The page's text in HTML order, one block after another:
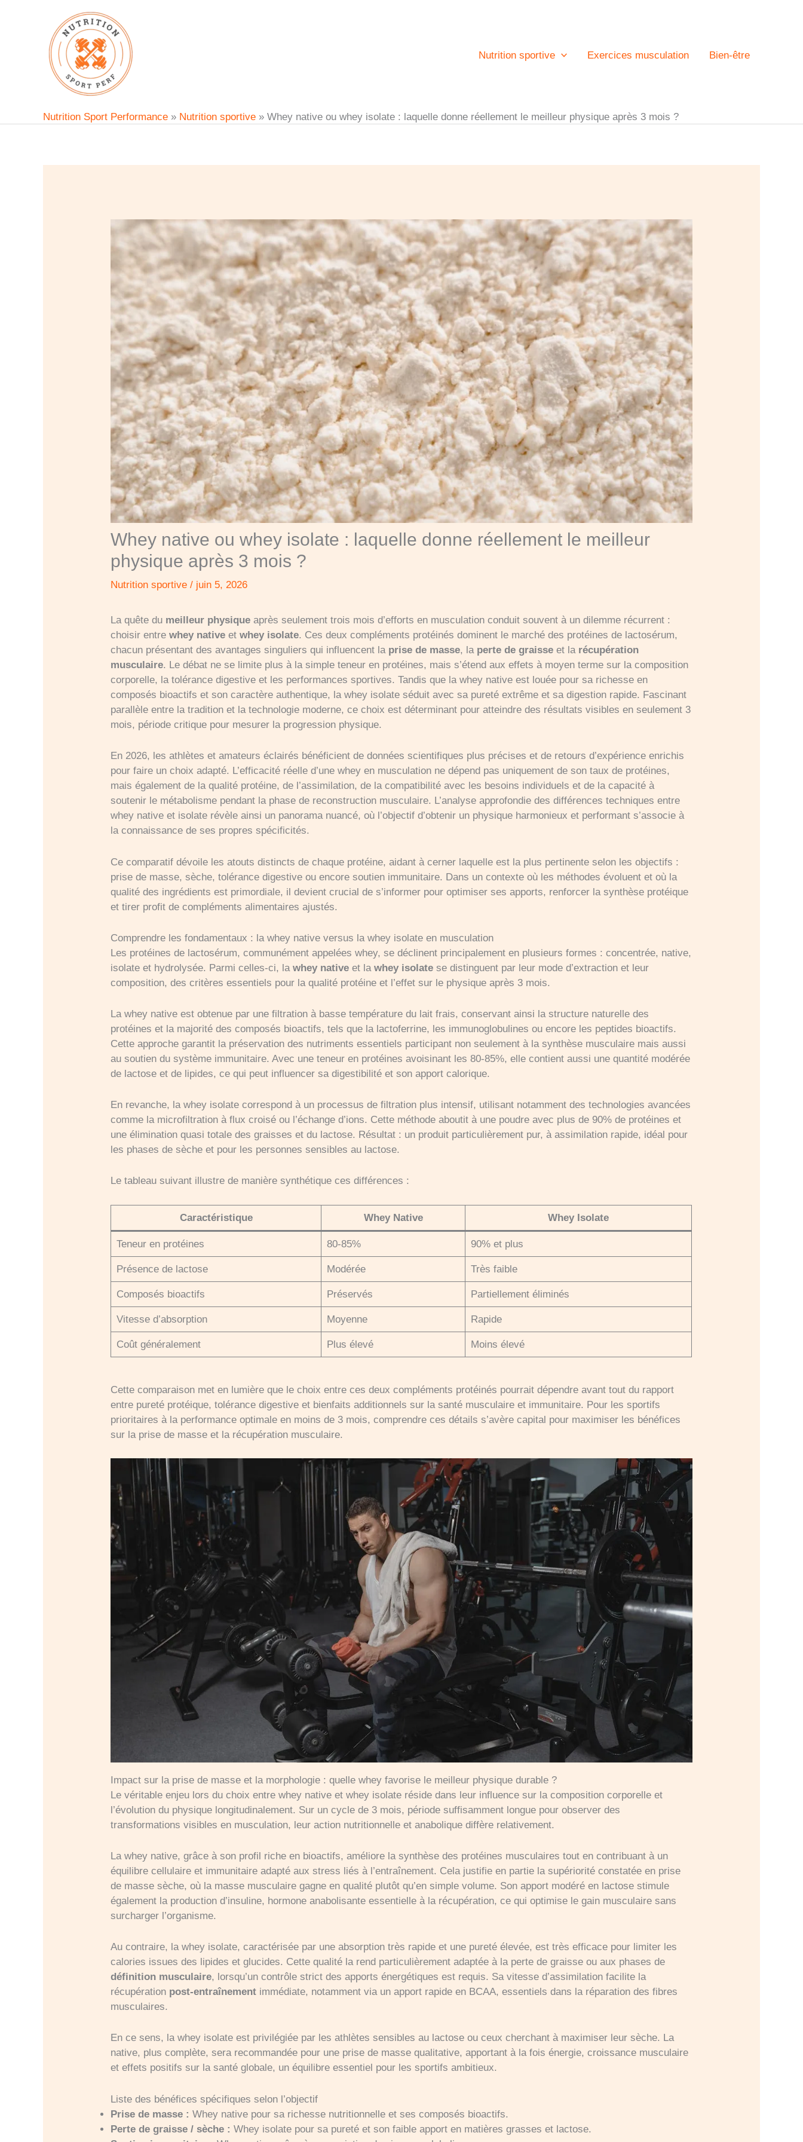
Nutrition sportive
Exercices musculation Bien-être
Nutrition Sport Performance » Nutrition sportive » Whey native ou whey isolate : laquelle donne réellement le meilleur physique après 3 mois ?
Whey native ou whey isolate : laquelle donne réellement le meilleur
physique après 3 mois ?
Nutrition sportive / juin 5, 2026
La quête du meilleur physique après seulement trois mois d’efforts en musculation conduit souvent à un dilemme récurrent :
choisir entrewhey native etwhey isolate. Ces deux compléments protéinés dominent le marché des protéines de lactosérum,
chacun présentant des avantages singuliers qui influencent la prise de masse, la perte de graisse et la récupération
musculaire. Le débat ne se limite plus à la simple teneur en protéines, mais s’étend aux effets à moyen terme sur la composition
corporelle, la tolérance digestive et les performances sportives. Tandis que la whey native est louée pour sa richesse en
composés bioactifs et son caractère authentique, la whey isolate séduit avec sa pureté extrême et sa digestion rapide. Fascinant
parallèle entre la tradition et la technologie moderne, ce choix est déterminant pour atteindre des résultats visibles en seulement 3
mois, période critique pour mesurer la progression physique.
En 2026, les athlètes et amateurs éclairés bénéficient de données scientifiques plus précises et de retours d’expérience enrichis
pour faire un choix adapté. L’efficacité réelle d’une whey en musculation ne dépend pas uniquement de son taux de protéines,
mais également de la qualité protéine, de l’assimilation, de la compatibilité avec les besoins individuels et de la capacité à
soutenir le métabolisme pendant la phase de reconstruction musculaire. L’analyse approfondie des différences techniques entre
whey native et isolate révèle ainsi un panorama nuancé, où l’objectif d’obtenir un physique harmonieux et performant s’associe à
la connaissance de ses propres spécificités.
Ce comparatif dévoile les atouts distincts de chaque protéine, aidant à cerner laquelle est la plus pertinente selon les objectifs :
prise de masse, sèche, tolérance digestive ou encore soutien immunitaire. Dans un contexte où les méthodes évoluent et où la
qualité des ingrédients est primordiale, il devient crucial de s’informer pour optimiser ses apports, renforcer la synthèse protéique
et tirer profit de compléments alimentaires ajustés.
Comprendre les fondamentaux : la whey native versus la whey isolate en musculation
Les protéines de lactosérum, communément appelées whey, se déclinent principalement en plusieurs formes : concentrée, native,
isolate et hydrolysée. Parmi celles-ci, lawhey native et lawhey isolate se distinguent par leur mode d’extraction et leur
composition, des critères essentiels pour la qualité protéine et l’effet sur le physique après 3 mois.
La whey native est obtenue par une filtration à basse température du lait frais, conservant ainsi la structure naturelle des
protéines et la majorité des composés bioactifs, tels que la lactoferrine, les immunoglobulines ou encore les peptides bioactifs.
Cette approche garantit la préservation des nutriments essentiels participant non seulement à la synthèse musculaire mais aussi
au soutien du système immunitaire. Avec une teneur en protéines avoisinant les 80-85%, elle contient aussi une quantité modérée
de lactose et de lipides, ce qui peut influencer sa digestibilité et son apport calorique.
En revanche, la whey isolate correspond à un processus de filtration plus intensif, utilisant notamment des technologies avancées
comme la microfiltration à flux croisé ou l’échange d’ions. Cette méthode aboutit à une poudre avec plus de 90% de protéines et
une élimination quasi totale des graisses et du lactose. Résultat : un produit particulièrement pur, à assimilation rapide, idéal pour
les phases de sèche et pour les personnes sensibles au lactose.
Le tableau suivant illustre de manière synthétique ces différences :
Caractéristique Whey Native Whey Isolate
Teneur en protéines 80-85% 90% et plus
Présence de lactose Modérée Très faible
Composés bioactifs Préservés Partiellement éliminés
Vitesse d’absorption Moyenne Rapide
Coût généralement Plus élevé Moins élevé
Cette comparaison met en lumière que le choix entre ces deux compléments protéinés pourrait dépendre avant tout du rapport
entre pureté protéique, tolérance digestive et bienfaits additionnels sur la santé musculaire et immunitaire. Pour les sportifs
prioritaires à la performance optimale en moins de 3 mois, comprendre ces détails s’avère capital pour maximiser les bénéfices
sur la prise de masse et la récupération musculaire.
Impact sur la prise de masse et la morphologie : quelle whey favorise le meilleur physique durable ?
Le véritable enjeu lors du choix entre whey native et whey isolate réside dans leur influence sur la composition corporelle et
l’évolution du physique longitudinalement. Sur un cycle de 3 mois, période suffisamment longue pour observer des
transformations visibles en musculation, leur action nutritionnelle et anabolique diffère relativement.
La whey native, grâce à son profil riche en bioactifs, améliore la synthèse des protéines musculaires tout en contribuant à un
équilibre cellulaire et immunitaire adapté aux stress liés à l’entraînement. Cela justifie en partie la supériorité constatée en prise
de masse sèche, où la masse musculaire gagne en qualité plutôt qu’en simple volume. Son apport modéré en lactose stimule
également la production d’insuline, hormone anabolisante essentielle à la récupération, ce qui optimise le gain musculaire sans
surcharger l’organisme.
Au contraire, la whey isolate, caractérisée par une absorption très rapide et une pureté élevée, est très efficace pour limiter les
calories issues des lipides et glucides. Cette qualité la rend particulièrement adaptée à la perte de graisse ou aux phases de
définition musculaire, lorsqu’un contrôle strict des apports énergétiques est requis. Sa vitesse d’assimilation facilite la
récupération post-entraînement immédiate, notamment via un apport rapide en BCAA, essentiels dans la réparation des fibres
musculaires.
En ce sens, la whey isolate est privilégiée par les athlètes sensibles au lactose ou ceux cherchant à maximiser leur sèche. La
native, plus complète, sera recommandée pour une prise de masse qualitative, apportant à la fois énergie, croissance musculaire
et effets positifs sur la santé globale, un équilibre essentiel pour les sportifs ambitieux.
Liste des bénéfices spécifiques selon l’objectif
Prise de masse : Whey native pour sa richesse nutritionnelle et ses composés bioactifs.
Perte de graisse / sèche : Whey isolate pour sa pureté et son faible apport en matières grasses et lactose.